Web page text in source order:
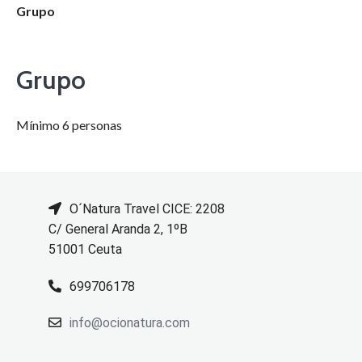
Grupo
Grupo
Mínimo 6 personas
O´Natura Travel CICE: 2208
C/ General Aranda 2, 1ºB
51001 Ceuta
699706178
info@ocionatura.com